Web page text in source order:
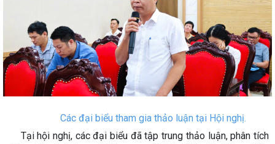
Các đại biểu tham gia thảo luận tại Hội nghị.
Tại hội nghị, các đại biểu đã tập trung thảo luận, phân tích